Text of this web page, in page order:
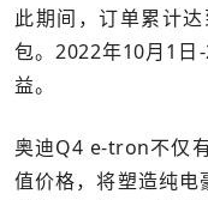
此期间，订单累计
包。2022年10月1日
益。
奥迪Q4 e-tron不仅
值价格，将塑造纯电